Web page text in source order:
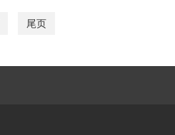
尾页